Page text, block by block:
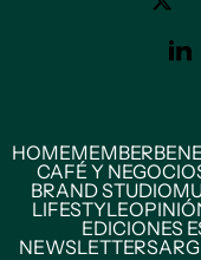
HOMEMEMBER
CAFÉ Y
BRAND STUDIO
LIFESTYLE
EDICIONES
NEWSLETTERS